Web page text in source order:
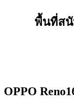
พื้นที่สนั
OPPO